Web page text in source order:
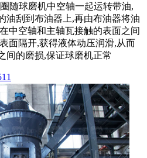
随球磨机中空轴一起运转带油,
油刮到布油器上,再由布油器将油
中空轴和主轴瓦接触的表面之间
面隔开,获得液体动压润滑,从而
间的磨损,保证球磨机正常